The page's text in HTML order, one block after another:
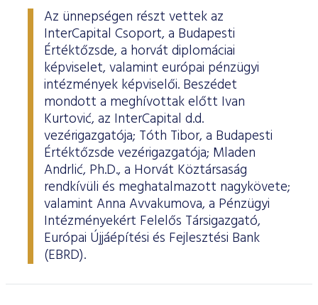
Az ünnepségen részt vettek az
InterCapital Csoport, a Budapesti
Értéktőzsde, a horvát diplomáciai
képviselet, valamint európai pénzügyi
intézmények képviselői. Beszédet
mondott a meghívottak előtt Ivan
Kurtović, az InterCapital d.d.
vezérigazgatója; Tóth Tibor, a Budapesti
Értéktőzsde vezérigazgatója; Mladen
Andrlić, Ph.D., a Horvát Köztársaság
rendkívüli és meghatalmazott nagykövete;
valamint Anna Avvakumova, a Pénzügyi
Intézményekért Felelős Társigazgató,
Európai Újjáépítési és Fejlesztési Bank
(EBRD).